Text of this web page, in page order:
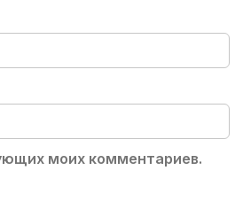
моих комментариев.